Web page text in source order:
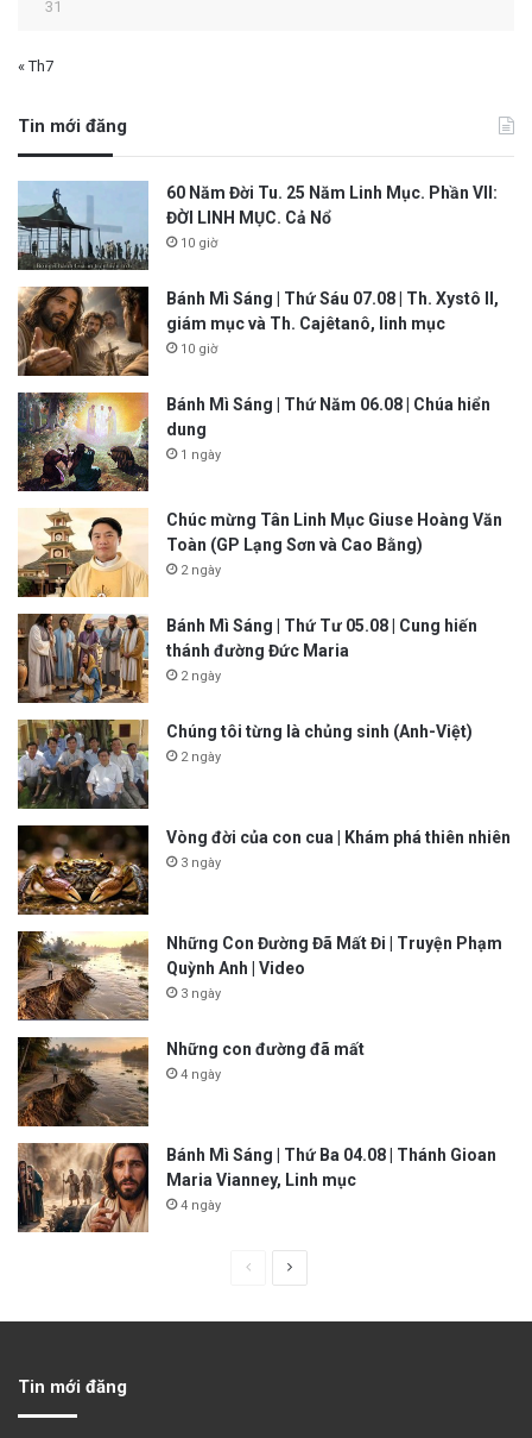
31
« Th7
Tin mới đăng
60 Năm Đời Tu. 25 Năm Linh Mục. Phần VII:
ĐỜI LINH MỤC. Cả Nổ
10 giờ
Bánh Mì Sáng | Thứ Sáu 07.08 | Th. Xystô II,
giám mục và Th. Cajêtanô, linh mục
10 giờ
Bánh Mì Sáng | Thứ Năm 06.08 | Chúa hiển
dung
1 ngày
Chúc mừng Tân Linh Mục Giuse Hoàng Văn
Toàn (GP Lạng Sơn và Cao Bằng)
2 ngày
Bánh Mì Sáng | Thứ Tư 05.08 | Cung hiến
thánh đường Đức Maria
2 ngày
Chúng tôi từng là chủng sinh (Anh-Việt)
2 ngày
Vòng đời của con cua | Khám phá thiên nhiên
3 ngày
Những Con Đường Đã Mất Đi | Truyện Phạm
Quỳnh Anh | Video
3 ngày
Những con đường đã mất
4 ngày
Bánh Mì Sáng | Thứ Ba 04.08 | Thánh Gioan
Maria Vianney, Linh mục
4 ngày
Tin mới đăng